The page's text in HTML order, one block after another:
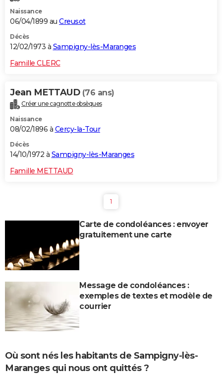
Naissance
06/04/1899 au Creusot
Décès
12/02/1973 à Sampigny-lès-Maranges
Famille CLERC
Jean METTAUD (76 ans)
Créer une cagnotte obsèques
Naissance
08/02/1896 à Cercy-la-Tour
Décès
14/10/1972 à Sampigny-lès-Maranges
Famille METTAUD
1
Carte de condoléances : envoyer
gratuitement une carte
Message de condoléances :
exemples de textes et modèle de
courrier
Où sont nés les habitants de Sampigny-lès-
Maranges qui nous ont quittés ?